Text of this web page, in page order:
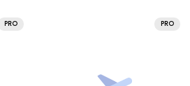
PRO PRO